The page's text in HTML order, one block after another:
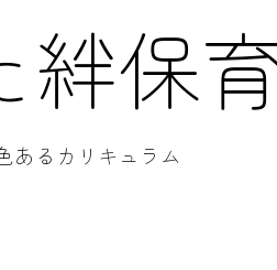
絆保
あるカリキュラム